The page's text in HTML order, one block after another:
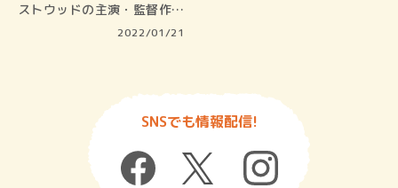
ストウッドの主演・監督作。
2022/01/21
SNSでも情報配信!